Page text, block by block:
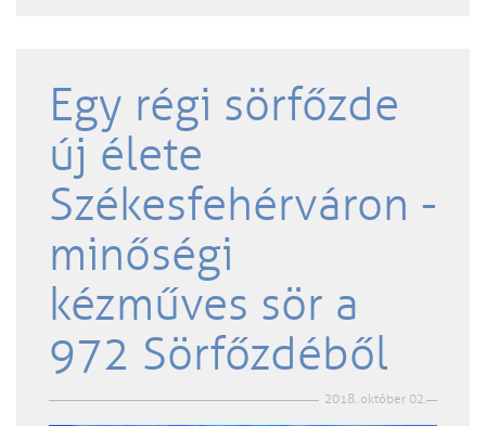
Egy régi sörfőzde
új élete
Székesfehérváron -
minőségi
kézműves sör a
972 Sörfőzdéből
2018. október 02.